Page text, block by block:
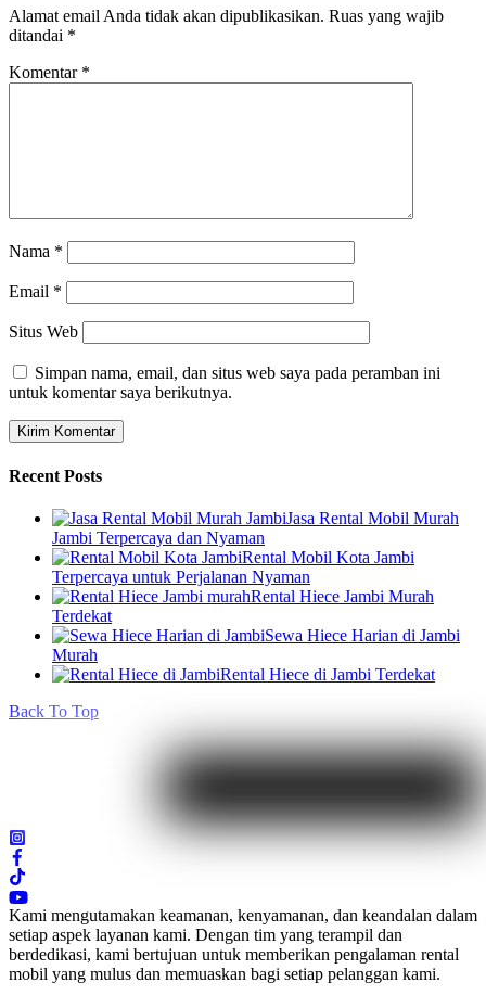
Alamat email Anda tidak akan dipublikasikan. Ruas yang wajib
ditandai *
Komentar *
Nama *
Email *
Situs Web
Simpan nama, email, dan situs web saya pada peramban ini
untuk komentar saya berikutnya.
Recent Posts
Jasa Rental Mobil Murah
Jambi Terpercaya dan Nyaman
Rental Mobil Kota Jambi
Terpercaya untuk Perjalanan Nyaman
Rental Hiece Jambi Murah
Terdekat
Sewa Hiece Harian di Jambi
Murah
Rental Hiece di Jambi Terdekat
Back To Top
Kami mengutamakan keamanan, kenyamanan, dan keandalan dalam
setiap aspek layanan kami. Dengan tim yang terampil dan
berdedikasi, kami bertujuan untuk memberikan pengalaman rental
mobil yang mulus dan memuaskan bagi setiap pelanggan kami.